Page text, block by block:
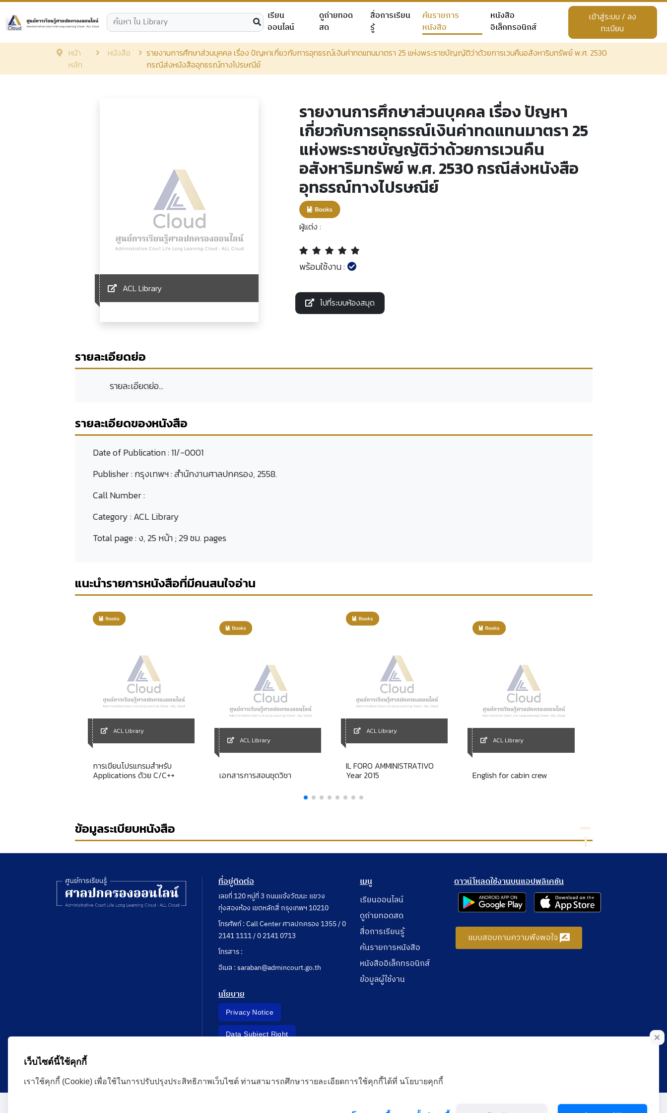
เรียน
ออนไลน์
ดูถ่ายทอด
สด
สื่อการเรียน
รู้
ค้นรายการ
หนังสือ
หนังสือ
อิเล็กทรอนิกส์
เข้าสู่ระบบ / ลง
ทะเบียน
หน้า
หลัก
หนังสือ
รายงานการศึกษาส่วนบุคคล เรื่อง ปัญหาเกี่ยวกับการอุทธรณ์เงินค่าทดแทนมาตรา 25 แห่งพระราชบัญญัติว่าด้วยการเวนคืนอสังหาริมทรัพย์ พ.ศ. 2530
กรณีส่งหนังสืออุทธรณ์ทางไปรษณีย์
ACL Library
รายงานการศึกษาส่วนบุคคล เรื่อง ปัญหา
เกี่ยวกับการอุทธรณ์เงินค่าทดแทนมาตรา 25
แห่งพระราชบัญญัติว่าด้วยการเวนคืน
อสังหาริมทรัพย์ พ.ศ. 2530 กรณีส่งหนังสือ
อุทธรณ์ทางไปรษณีย์
ผู้แต่ง :
พร้อมใช้งาน :
ไปที่ระบบห้องสมุด
รายละเอียดย่อ
รายละเอียดย่อ...
รายละเอียดของหนังสือ
Date of Publication :11/-0001
Publisher :กรุงเทพฯ : สำนักงานศาลปกครอง, 2558.
Call Number :
Category :ACL Library
Total page :ง, 25 หน้า ; 29 ซม. pages
แนะนำรายการหนังสือที่มีคนสนใจอ่าน
ACL Library
การเขียนโปรแกรมสำหรับ
Applications ด้วย C/C++
ACL Library
เอกสารการสอนชุดวิชา
ACL Library
IL FORO AMMINISTRATIVO
Year 2015
ACL Library
English for cabin crew
ข้อมูลระเบียบหนังสือ
ที่อยู่ติดต่อ
เลขที่ 120 หมู่ที่ 3 ถนนแจ้งวัฒนะ แขวง
ทุ่งสองห้อง เขตหลักสี่ กรุงเทพฯ 10210
โทรศัพท์ : Call Center ศาลปกครอง 1355 / 0
2141 1111 / 0 2141 0713
โทรสาร :
อีเมล : saraban@admincourt.go.th
นโยบาย
Privacy Notice
Data Subject Right
เมนู
เรียนออนไลน์
ดูถ่ายทอดสด
สื่อการเรียนรู้
ค้นรายการหนังสือ
หนังสืออิเล็กทรอนิกส์
ข้อมูลผู้ใช้งาน
ดาวน์โหลดใช้งานบนแอปพลิเคชัน
แบบสอบถามความพึงพอใจ
เว็บไซต์นี้ใช้คุกกี้
เราใช้คุกกี้ (Cookie) เพื่อใช้ในการปรับปรุงประสิทธิภาพเว็บไซต์ ท่านสามารถศึกษารายละเอียดการใช้คุกกี้ได้ที่ นโยบายคุกกี้